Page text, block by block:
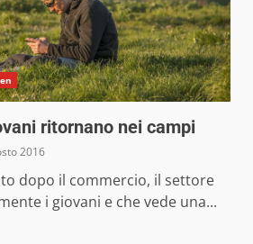
ritornano nei campi
2016
dopo il commercio, il settore
i giovani e che vede una...